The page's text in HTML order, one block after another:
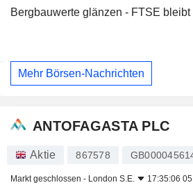
Bergbauwerte glänzen - FTSE
Mehr Börsen-Nachrichten
ANTOFAGASTA PLC
Aktie 867578
Markt geschlossen - London S.E. 17:35:06